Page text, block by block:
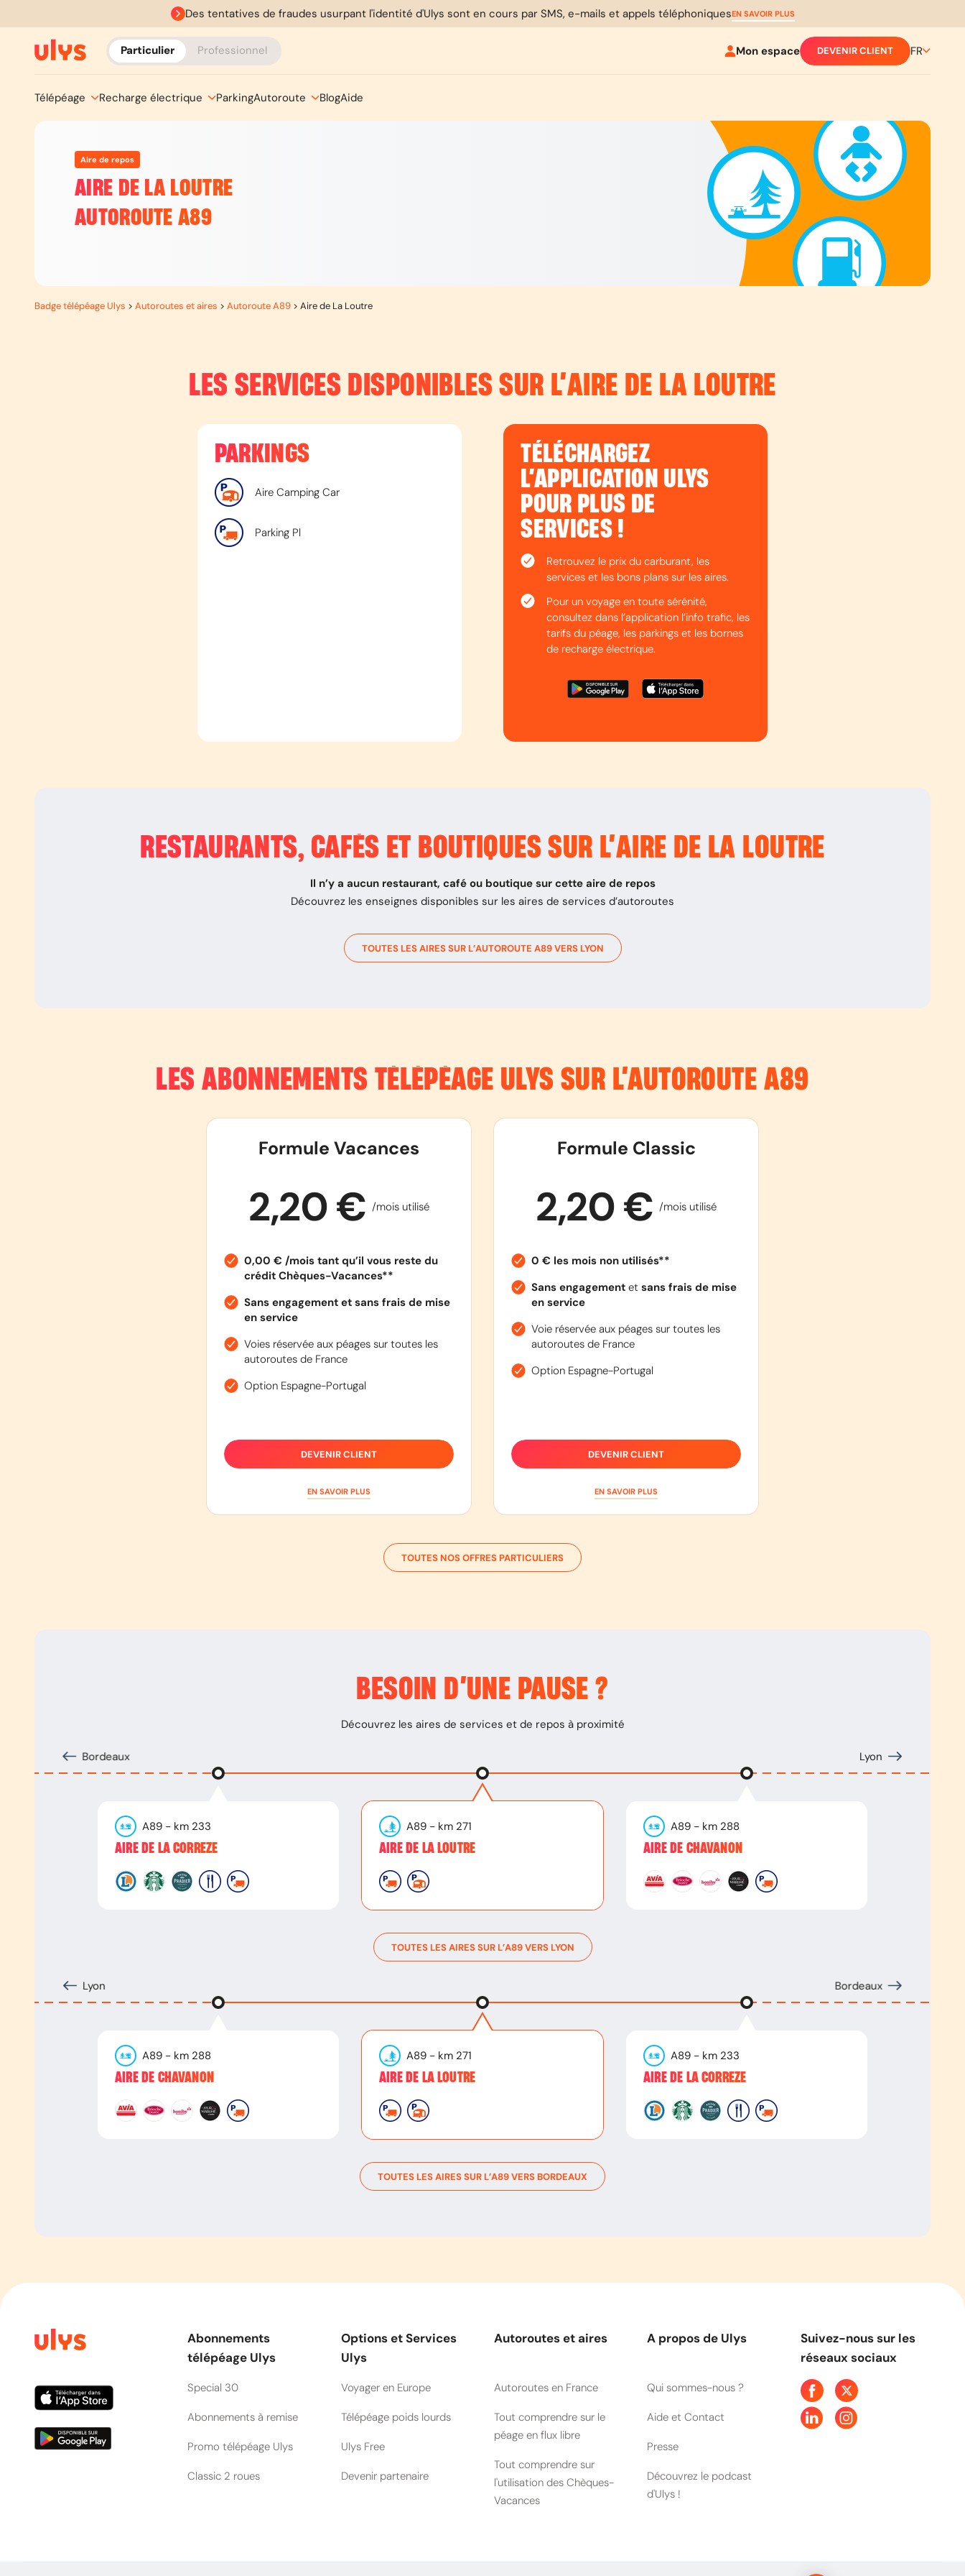
Des tentatives de fraudes usurpant l'identité d'Ulys sont en cours par SMS, e-mails et appels téléphoniquesEN SAVOIR PLUS
Particulier Professionnel Mon espace DEVENIR CLIENT FR
Télépéage Recharge électrique ParkingAutoroute BlogAide
Aire de repos
AIRE DE LA LOUTRE
AUTOROUTE A89
Badge télépéage Ulys > Autoroutes et aires > Autoroute A89 > Aire de La Loutre
LES SERVICES DISPONIBLES SUR L’AIRE DE LA LOUTRE
PARKINGS
Aire Camping Car
Parking Pl
TÉLÉCHARGEZ
L’APPLICATION ULYS
POUR PLUS DE
SERVICES !
Retrouvez le prix du carburant, les
services et les bons plans sur les aires.
Pour un voyage en toute sérénité,
consultez dans l’application l’info trafic, les
tarifs du péage, les parkings et les bornes
de recharge électrique.
RESTAURANTS, CAFÉS ET BOUTIQUES SUR L’AIRE DE LA LOUTRE
Il n’y a aucun restaurant, café ou boutique sur cette aire de repos
Découvrez les enseignes disponibles sur les aires de services d’autoroutes
TOUTES LES AIRES SUR L’AUTOROUTE A89VERS LYON
LES ABONNEMENTS TÉLÉPÉAGE ULYS SUR L’AUTOROUTE A89
Formule Vacances
2,20 € /mois utilisé
0,00 € /mois tant qu’il vous reste du
crédit Chèques-Vacances**
Sans engagement et sans frais de mise
en service
Voies réservée aux péages sur toutes les
autoroutes de France
Option Espagne-Portugal
DEVENIR CLIENT
EN SAVOIR PLUS
Formule Classic
2,20 € /mois utilisé
0 € les mois non utilisés**
Sans engagementet sans frais de mise
en service
Voie réservée aux péages sur toutes les
autoroutes de France
Option Espagne-Portugal
DEVENIR CLIENT
EN SAVOIR PLUS
TOUTES NOS OFFRES PARTICULIERS
BESOIN D’UNE PAUSE ?
Découvrez les aires de services et de repos à proximité
Bordeaux Lyon
A89 - km 233
AIRE DE LA CORREZE
A89 - km 271
AIRE DE LA LOUTRE
A89 - km 288
AIRE DE CHAVANON
TOUTES LES AIRES SUR L’A89VERS LYON
Lyon Bordeaux
A89 - km 288
AIRE DE CHAVANON
A89 - km 271
AIRE DE LA LOUTRE
A89 - km 233
AIRE DE LA CORREZE
TOUTES LES AIRES SUR L’A89VERS BORDEAUX
Abonnements
télépéage Ulys
Special 30
Abonnements à remise
Promo télépéage Ulys
Classic 2 roues
Options et Services
Ulys
Voyager en Europe
Télépéage poids lourds
Ulys Free
Devenir partenaire
Autoroutes et aires
Autoroutes en France
Tout comprendre sur le
péage en flux libre
Tout comprendre sur
l'utilisation des Chèques-
Vacances
A propos de Ulys
Qui sommes-nous ?
Aide et Contact
Presse
Découvrez le podcast
d'Ulys !
Suivez-nous sur les
réseaux sociaux